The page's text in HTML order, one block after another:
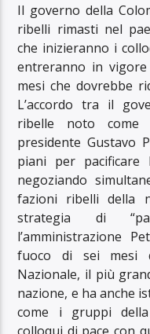
Il governo della
ribelli rimasti nel
che inizieranno i
entreranno in
mesi che dovrebbe
L’accordo tra il
ribelle noto come
presidente Gustavo
piani per pacificare
negoziando
fazioni ribelli della
strategia di
l’amministrazione
fuoco di sei mesi
Nazionale, il più
nazione, e ha anche
come i gruppi